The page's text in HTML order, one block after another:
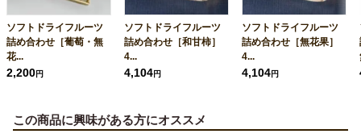
ソフトドライフルーツ
詰め合わせ［葡萄・無
花...
2,200円
ソフトドライフルーツ
詰め合わせ［和甘柿］
4...
4,104円
ソフトドライフルーツ
詰め合わせ［無花果］
4...
4,104円
この商品に興味がある方にオススメ